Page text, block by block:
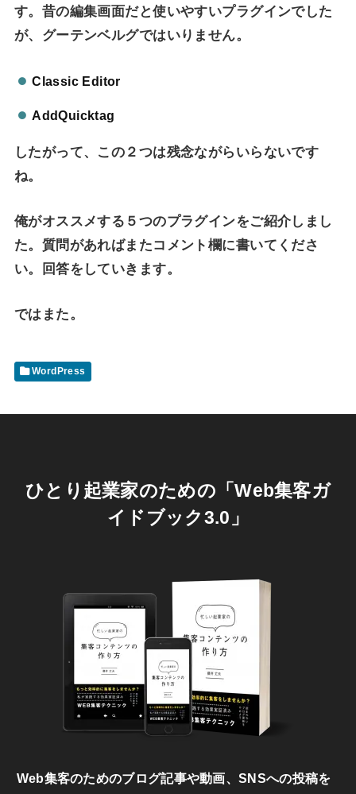
す。昔の編集画面だと使いやすいプラグインでした
が、グーテンベルグではいりません。
Classic Editor
AddQuicktag
したがって、この２つは残念ながらいらないです
ね。
俺がオススメする５つのプラグインをご紹介しまし
た。質問があればまたコメント欄に書いてくださ
い。回答をしていきます。
ではまた。
WordPress
ひとり起業家のための「Web集客ガ
イドブック3.0」
Web集客のためのブログ記事や動画、SNSへの投稿を